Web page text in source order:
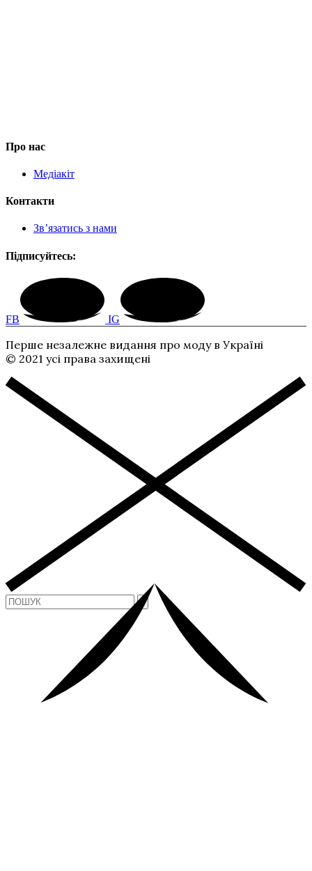
Про нас
Медіакіт
Контакти
Зв’язатись з нами
Підписуйтесь:
FB IG
Перше незалежне видання про моду в Україні
© 2021 усі права захищені